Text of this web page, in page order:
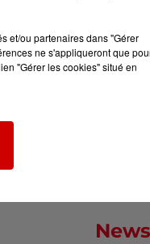
et/ou partenaires dans "Gérer
ne s'appliqueront que
"Gérer les cookies" situé en